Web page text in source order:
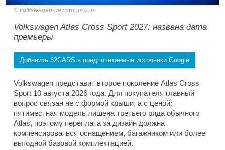
volkswagen-newsroom.com
Volkswagen Atlas Cross Sport 2027: названа дата
премьеры
Добавить 32CARS в предпочитаемые источники Google
Volkswagen представит второе поколение Atlas Cross
Sport 10 августа 2026 года. Для покупателя главный
вопрос связан не с формой крыши, а с ценой:
пятиместная модель лишена третьего ряда обычного
Atlas, поэтому переплата за дизайн должна
компенсироваться оснащением, багажником или более
выгодной базовой комплектацией.